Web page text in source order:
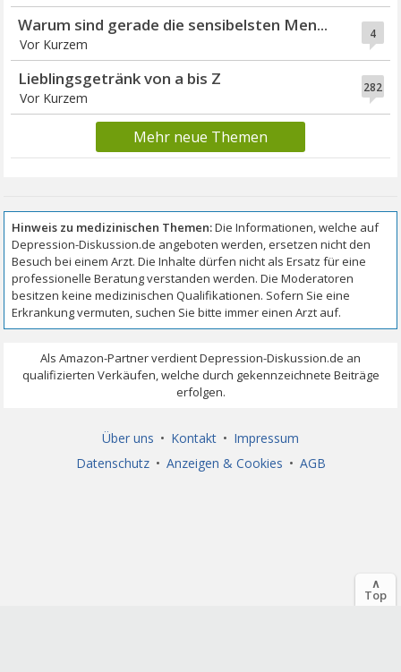
4
Warum sind gerade die sensibelsten Men...
Vor Kurzem
282
Lieblingsgetränk von a bis Z
Vor Kurzem
Mehr neue Themen
Über uns • Kontakt • Impressum
Datenschutz • Anzeigen & Cookies • AGB
∧
Top